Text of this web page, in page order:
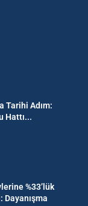
Tarihi Adım:
Hattı...
%33’lük
Dayanışma